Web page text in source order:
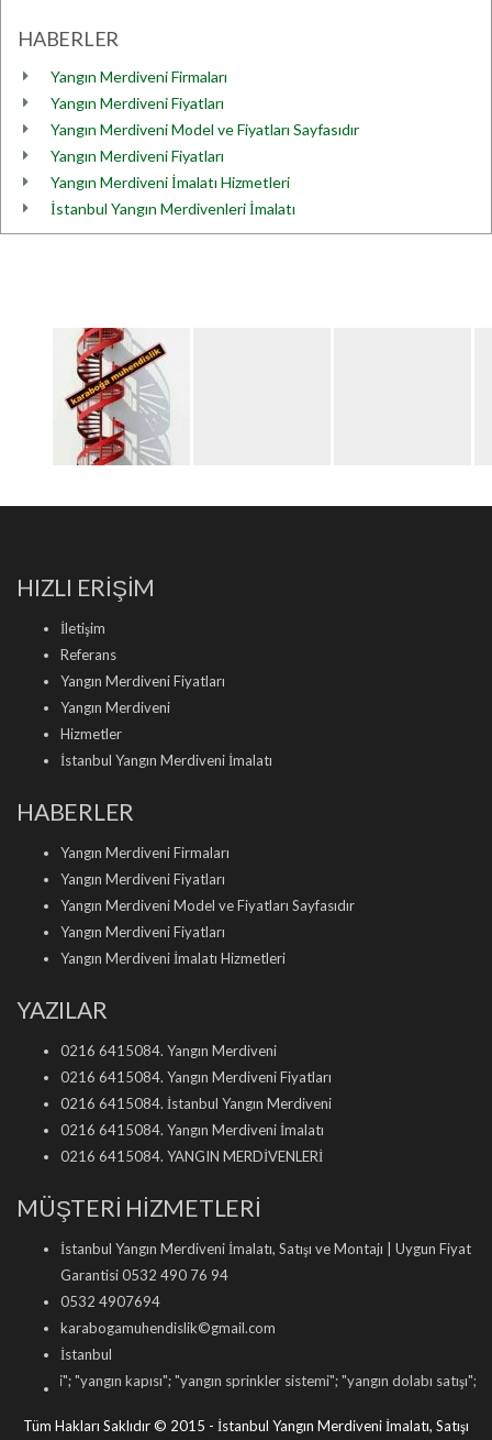
HABERLER
Yangın Merdiveni Firmaları
Yangın Merdiveni Fiyatları
Yangın Merdiveni Model ve Fiyatları Sayfasıdır
Yangın Merdiveni Fiyatları
Yangın Merdiveni İmalatı Hizmetleri
İstanbul Yangın Merdivenleri İmalatı
HIZLI ERİŞİM
İletişim
Referans
Yangın Merdiveni Fiyatları
Yangın Merdiveni
Hizmetler
İstanbul Yangın Merdiveni İmalatı
HABERLER
Yangın Merdiveni Firmaları
Yangın Merdiveni Fiyatları
Yangın Merdiveni Model ve Fiyatları Sayfasıdır
Yangın Merdiveni Fiyatları
Yangın Merdiveni İmalatı Hizmetleri
YAZILAR
0216 6415084. Yangın Merdiveni
0216 6415084. Yangın Merdiveni Fiyatları
0216 6415084. İstanbul Yangın Merdiveni
0216 6415084. Yangın Merdiveni İmalatı
0216 6415084. YANGIN MERDİVENLERİ
MÜŞTERİ HİZMETLERİ
İstanbul Yangın Merdiveni İmalatı, Satışı ve Montajı | Uygun Fiyat
Garantisi 0532 490 76 94
0532 4907694
karabogamuhendislik©gmail.com
İstanbul
yangın kapısı"; "yangın sprinkler sistemi"; "yangın dolabı satışı"; " yangın
Tüm Hakları Saklıdır © 2015 - İstanbul Yangın Merdiveni İmalatı, Satışı